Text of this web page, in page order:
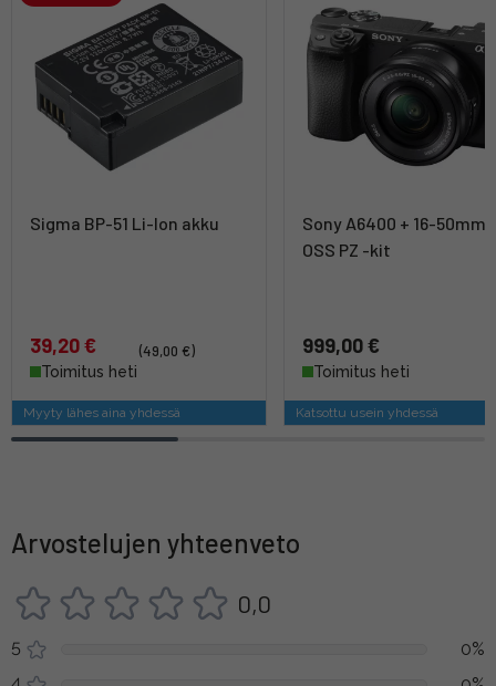
Sigma BP-51 Li-Ion akku
39,20 €
(49,00 €)
Toimitus heti
Myyty lähes aina yhdessä
Sony A6400 + 16-50mm
OSS PZ -kit
999,00 €
Toimitus heti
Katsottu usein yhdessä
Arvostelujen yhteenveto
0,0
5
0%